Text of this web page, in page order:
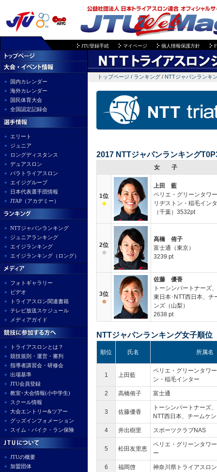
JTU登録手続 マイページ 個人情報保護方針
国内カレンダー
海外カレンダー
国民体育大会
全国認定記録会
エリート
ジュニア
ロングディスタンス
デュアスロン
パラトライアスロン
エイジグループ
日本代表選手団情報
JTAP（アカデミー）
NTTジャパンランキング
ジュニアランキング
エイジランキング
エイジランキング（ロング）
フォトギャラリー
ビデオ
トライアスロン関連書籍
テレビ放送スケジュール
メディアガイド
トライアスロンとは？
競技規則・運営・審判
指導者講習会・研修会
出場基準
JTU会員登録
教室･大会情報(小中学生)
スクール情報
大会エントリー&ツアー
グッズインフォメーション
スイム・バイク・ラン保険
JTUの概要
加盟団体
トップページ / ランキング / NTTジャパンランキ
2017 NTTジャパンランキング
女 子
1位
上田 藍
ペリエ・グリーンタワ
リヂストン・稲毛イン
（千葉）3532pt
2位
高橋 侑子
富士通（東京）
3239 pt
3位
佐藤 優香
トーシンパートナーズ
東日本･NTT西日本、チ
ンズ（山梨）
2638 pt
NTTジャパンランキング女子順位
順位 氏名 所属名
1 上田藍
ペリエ・グリーンタワ
ン・稲毛インター
2 高橋侑子 富士通
3 佐藤優香
トーシンパートナーズ
NTT西日本、チームケ
4 井出樹里 スポーツクラブNAS
5 松田友里恵
ペリエ・グリーンタワ
ー
6 福岡啓 神奈川県トライアスロ